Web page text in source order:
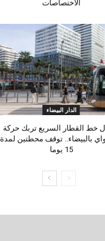
الاختصاصات
الدار البيضاء
خط القطار السريع تربك حركة
بالبيضاء.. توقف محطتين لمدة
15 يوما